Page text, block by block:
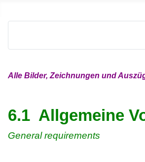
Alle Bilder, Zeichnungen und
6.1 Allgemeine
General requirements